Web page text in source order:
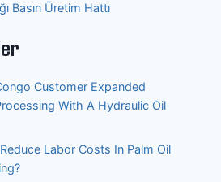
Basın Üretim Hattı
Customer Expanded
With A Hydraulic Oil
Labor Costs In Palm Oil